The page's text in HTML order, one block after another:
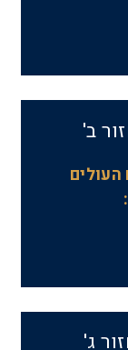
ב'
ג'